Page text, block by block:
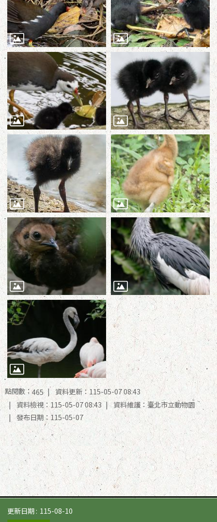
點閱數：465
資料更新：115-05-07 08:43
資料檢視：115-05-07 08:43
資料維護：臺北市立動物園
發布日期：115-05-07
更新日期 115-08-10